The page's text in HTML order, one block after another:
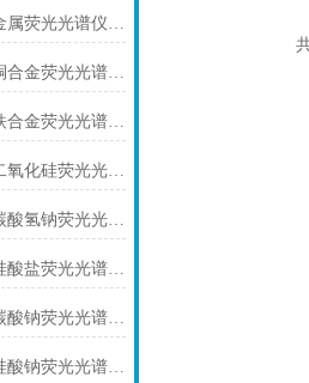
工厂直销DF-2000金属荧光光谱仪技术参数
工厂直销DF-2000铜合金荧光光谱仪技术参数
工厂直销DF-2000铁合金荧光光谱仪技术参数
工厂直销DF-2000二氧化硅荧光光谱仪技术参数
工厂直销DF-2000碳酸氢钠荧光光谱仪技术参数
工厂直销DF-2000硅酸盐荧光光谱仪技术参数
工厂直销DF-2000碳酸钠荧光光谱仪技术参数
工厂直销DF-2000硅酸钠荧光光谱仪技术参数